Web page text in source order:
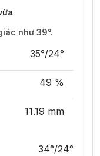
như 39°.
35°/24°
49 %
11.19 mm
34°/24°